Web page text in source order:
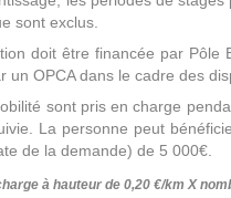
sont exclus.
doit être financée par Pôle
OPCA dans le cadre des
sont pris en charge
La personne peut
de la demande) de 5 000€.
à hauteur de 0,20 €/km X